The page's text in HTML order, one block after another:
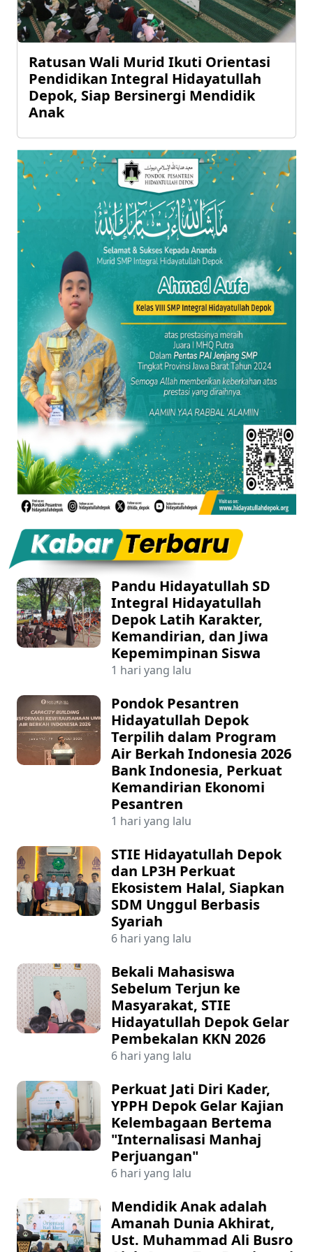
Ratusan Wali Murid Ikuti Orientasi
Pendidikan Integral Hidayatullah
Depok, Siap Bersinergi Mendidik
Anak
Pandu Hidayatullah SD
Integral Hidayatullah
Depok Latih Karakter,
Kemandirian, dan Jiwa
Kepemimpinan Siswa
1 hari yang lalu
Pondok Pesantren
Hidayatullah Depok
Terpilih dalam Program
Air Berkah Indonesia 2026
Bank Indonesia, Perkuat
Kemandirian Ekonomi
Pesantren
1 hari yang lalu
STIE Hidayatullah Depok
dan LP3H Perkuat
Ekosistem Halal, Siapkan
SDM Unggul Berbasis
Syariah
6 hari yang lalu
Bekali Mahasiswa
Sebelum Terjun ke
Masyarakat, STIE
Hidayatullah Depok Gelar
Pembekalan KKN 2026
6 hari yang lalu
Perkuat Jati Diri Kader,
YPPH Depok Gelar Kajian
Kelembagaan Bertema
"Internalisasi Manhaj
Perjuangan"
6 hari yang lalu
Mendidik Anak adalah
Amanah Dunia Akhirat,
Ust. Muhammad Ali Busro